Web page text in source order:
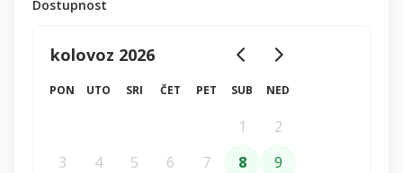
Dostupnost
kolovoz 2026
PON UTO SRI ČET PET SUB NED
1
2
3
4 5 6 7 8
9